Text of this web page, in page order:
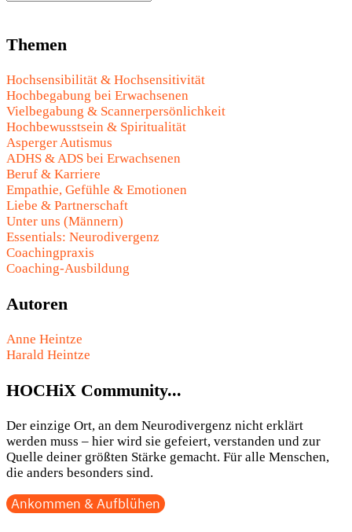
Themen
Hochsensibilität & Hochsensitivität
Hochbegabung bei Erwachsenen
Vielbegabung & Scannerpersönlichkeit
Hochbewusstsein & Spiritualität
Asperger Autismus
ADHS & ADS bei Erwachsenen
Beruf & Karriere
Empathie, Gefühle & Emotionen
Liebe & Partnerschaft
Unter uns (Männern)
Essentials: Neurodivergenz
Coachingpraxis
Coaching-Ausbildung
Autoren
Anne Heintze
Harald Heintze
HOCHiX Community...
Der einzige Ort, an dem Neurodivergenz nicht erklärt
werden muss – hier wird sie gefeiert, verstanden und zur
Quelle deiner größten Stärke gemacht. Für alle Menschen,
die anders besonders sind.
Ankommen & Aufblühen